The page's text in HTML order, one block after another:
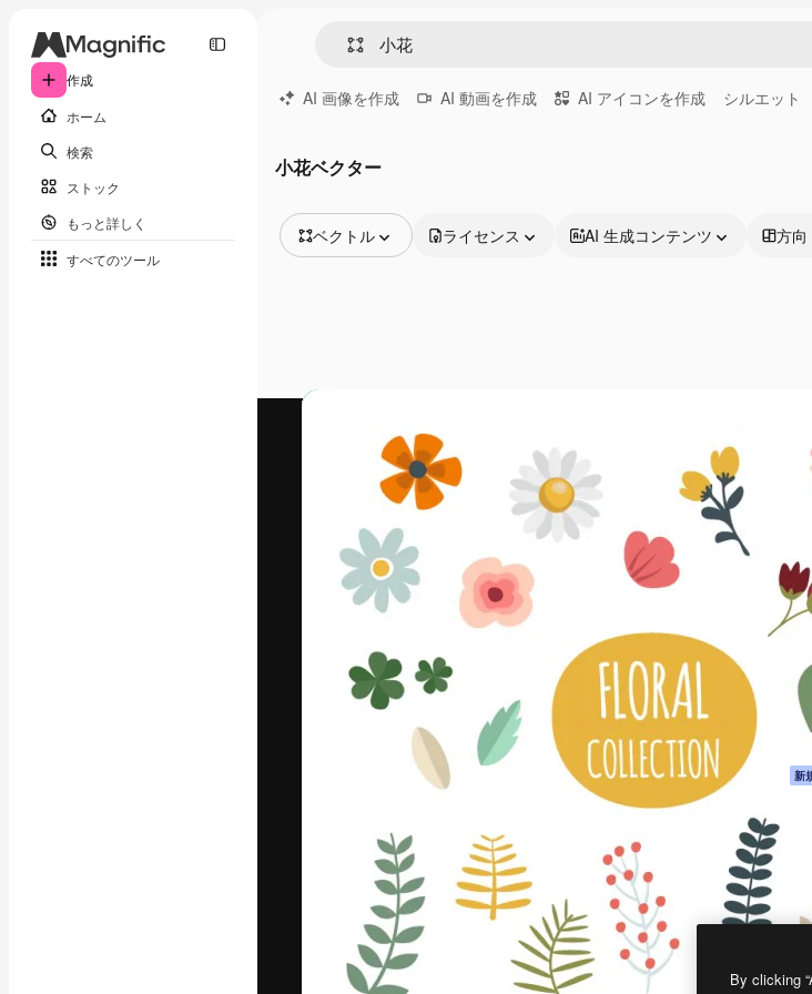
作成
ホーム
検索
ストック
もっと詳しく
すべてのツール
AI 画像を作成 AI 動画を作成 AI アイコンを作成 シルエット
小花ベクター
ベクトル
動画
モーショングラフィックス
動画テンプレート
ライセンス AI 生成コンテンツ 方向
最高のクリエイティブ制作を導くためのプラ
ットフォーム。クリエイター、企業、代理
店、スタジオを含む100万人以上が利用して
います。
製品
Spaces
AI アシスタント
AI 画像生成ツー
AI 動画生成ツ
AI 音声合成ツール
ストックコンテン
ツ
Claude/
向けMCP
エージェント 新
API
モバイルアプリ
すべての
ール
Copyright © 2010- 2026Freepik Company S.L.U.
By clicking